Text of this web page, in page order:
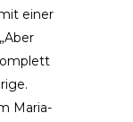
einer
Maria-